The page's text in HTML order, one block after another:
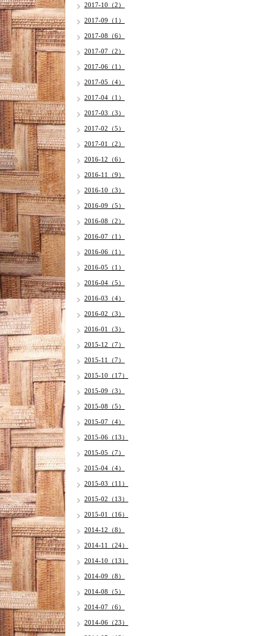
2017-10（2）
2017-09（1）
2017-08（6）
2017-07（2）
2017-06（1）
2017-05（4）
2017-04（1）
2017-03（3）
2017-02（5）
2017-01（2）
2016-12（6）
2016-11（9）
2016-10（3）
2016-09（5）
2016-08（2）
2016-07（1）
2016-06（1）
2016-05（1）
2016-04（5）
2016-03（4）
2016-02（3）
2016-01（3）
2015-12（7）
2015-11（7）
2015-10（17）
2015-09（3）
2015-08（5）
2015-07（4）
2015-06（13）
2015-05（7）
2015-04（4）
2015-03（11）
2015-02（13）
2015-01（16）
2014-12（8）
2014-11（24）
2014-10（13）
2014-09（8）
2014-08（5）
2014-07（6）
2014-06（23）